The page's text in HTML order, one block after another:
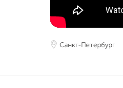
Санкт-Петербург